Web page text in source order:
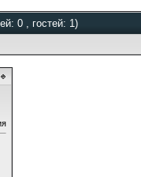
0 , гостей: 1)